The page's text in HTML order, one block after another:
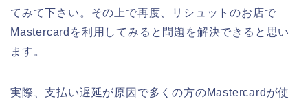
てみて下さい。その上で再度、リシュットのお店で
Mastercardを利用してみると問題を解決できると思い
ます。
実際、支払い遅延が原因で多くの方のMastercardが使